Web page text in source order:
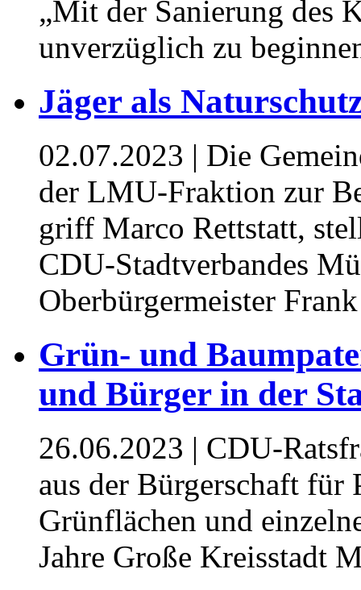
„Mit der Sanierung des
unverzüglich zu
Jäger als
02.07.2023 | Die
der LMU-Fraktion zur
griff Marco Rettstatt,
CDU-Stadtverbandes
Oberbürgermeister
Grün- und
und Bürger in der
26.06.2023 | CDU-
aus der Bürgerschaft für
Grünflächen und
Jahre Große Kreisstadt